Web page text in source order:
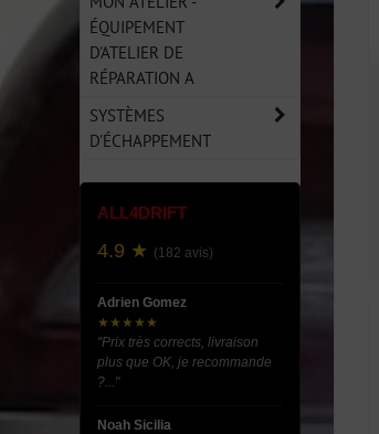
ÉQUIPEMENT
D'ATELIER DE
RÉPARATION A
SYSTÈMES
D'ÉCHAPPEMENT
ALL4DRIFT
4.9 ★ (182 avis)
Adrien Gomez
★★★★★
"Prix très corrects, livraison
plus que OK, je recommande
?..."
Noah Sicilia